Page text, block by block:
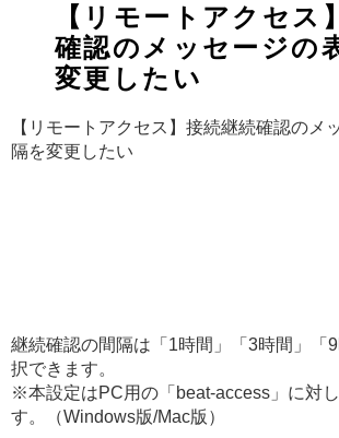
【リモートアクセス
確認のメッセージの
変更したい
【リモートアクセス】接続継続確認のメ
隔を変更したい
継続確認の間隔は「1時間」「3時間」「
択できます。
※本設定はPC用の「beat-access」に対
す。（Windows版/Mac版）